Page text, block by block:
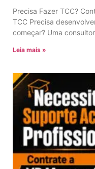
Precisa Fazer TCC?
TCC Precisa
começar? Uma
Leia mais »